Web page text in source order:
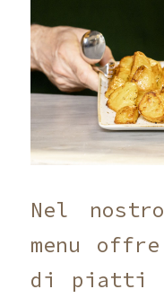
Nel
menu offre
di piatti